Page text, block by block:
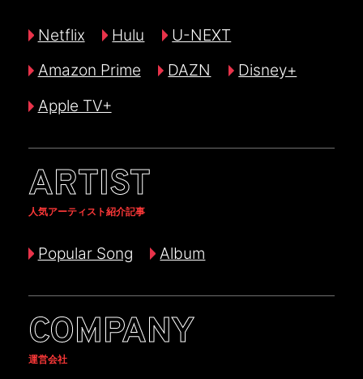
Netflix Hulu
U-NEXT
Amazon Prime
DAZN
Disney+
Apple TV+
ARTIST
人気アーティスト紹介記事
Popular Song Album
COMPANY
運営会社